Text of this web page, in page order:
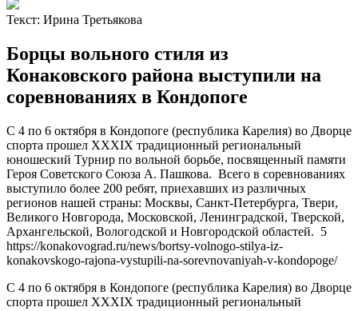
Текст: Ирина Третьякова
Борцы вольного стиля из
Конаковского района выступили на
соревнованиях в Кондопоге
С 4 по 6 октября в Кондопоге (республика Карелия) во Дворце
спорта прошел XXXIX традиционный региональный
юношеский Турнир по вольной борьбе, посвященный памяти
Героя Советского Союза А. Пашкова. Всего в соревнованиях
выступило более 200 ребят, приехавших из различных
регионов нашей страны: Москвы, Санкт-Петербурга, Твери,
Великого Новгорода, Московской, Ленинградской, Тверской,
Архангельской, Вологодской и Новгородской областей. 5
https://konakovograd.ru/news/bortsy-volnogo-stilya-iz-
konakovskogo-rajona-vystupili-na-sorevnovaniyah-v-kondopoge/
С 4 по 6 октября в Кондопоге (республика Карелия) во Дворце
спорта прошел XXXIX традиционный региональный